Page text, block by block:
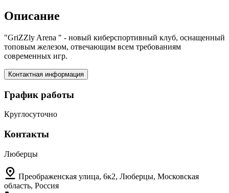
Описание
"GriZZly Arena " - новый киберспортивный клуб, оснащенный
топовым железом, отвечающим всем требованиям
современных игр.
Контактная информация
График работы
Круглосуточно
Контакты
Люберцы
Преображенская улица, 6к2, Люберцы, Московская
область, Россия